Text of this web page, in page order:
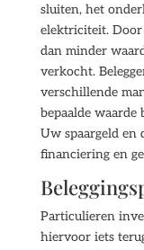
sluiten, het
elektriciteit. Door
dan minder
verkocht.
verschillende
bepaalde
Uw spaargeld en
financiering en
Particulieren
hiervoor iets